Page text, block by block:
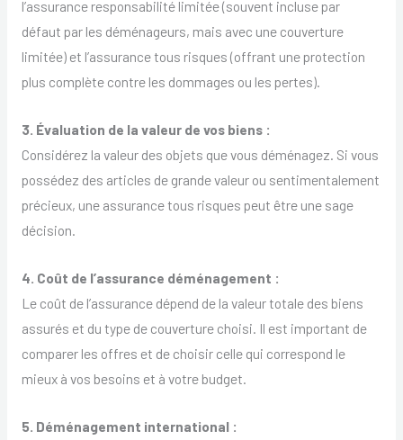
l’assurance responsabilité limitée (souvent incluse par
défaut par les déménageurs, mais avec une couverture
limitée) et l’assurance tous risques (offrant une protection
plus complète contre les dommages ou les pertes).
3. Évaluation de la valeur de vos biens :
Considérez la valeur des objets que vous déménagez. Si vous
possédez des articles de grande valeur ou sentimentalement
précieux, une assurance tous risques peut être une sage
décision.
4. Coût de l’assurance déménagement :
Le coût de l’assurance dépend de la valeur totale des biens
assurés et du type de couverture choisi. Il est important de
comparer les offres et de choisir celle qui correspond le
mieux à vos besoins et à votre budget.
5. Déménagement international :